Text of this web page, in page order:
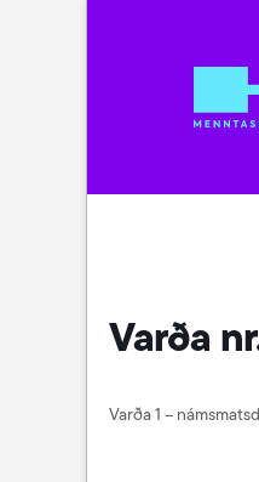
Varða
Varða 1 –